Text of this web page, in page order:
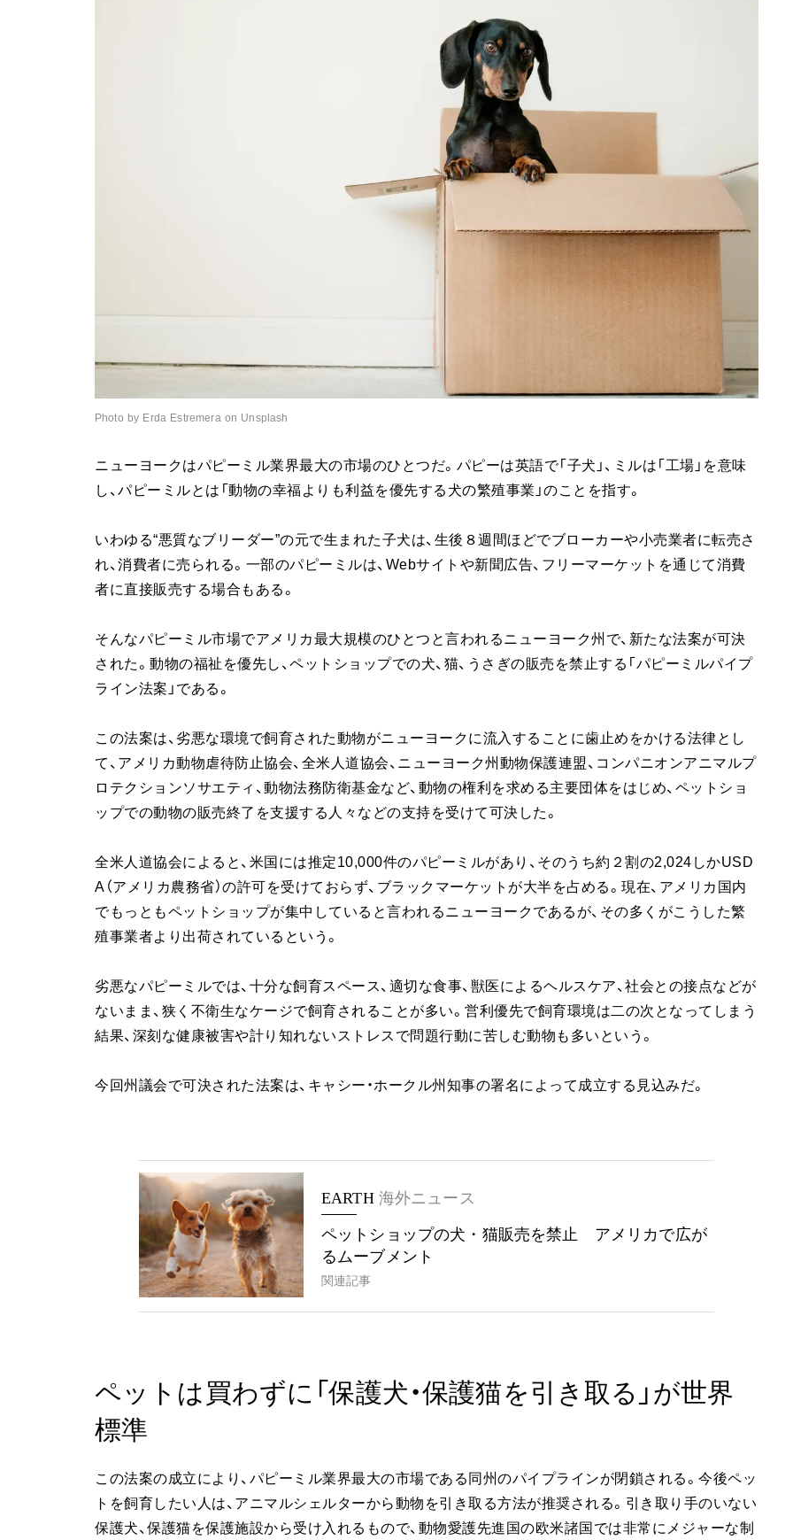
Photo by Erda Estremera on Unsplash
ニューヨークはパピーミル業界最大の市場のひとつだ。パピーは英語で「子犬」、ミルは「工場」を意味
し、パピーミルとは「動物の幸福よりも利益を優先する犬の繁殖事業」のことを指す。
いわゆる“悪質なブリーダー”の元で生まれた子犬は、生後８週間ほどでブローカーや小売業者に転売さ
れ、消費者に売られる。一部のパピーミルは、Webサイトや新聞広告、フリーマーケットを通じて消費
者に直接販売する場合もある。
そんなパピーミル市場でアメリカ最大規模のひとつと言われるニューヨーク州で、新たな法案が可決
された。動物の福祉を優先し、ペットショップでの犬、猫、うさぎの販売を禁止する「パピーミルパイプ
ライン法案」である。
この法案は、劣悪な環境で飼育された動物がニューヨークに流入することに歯止めをかける法律とし
て、アメリカ動物虐待防止協会、全米人道協会、ニューヨーク州動物保護連盟、コンパニオンアニマルプ
ロテクションソサエティ、動物法務防衛基金など、動物の権利を求める主要団体をはじめ、ペットショ
ップでの動物の販売終了を支援する人々などの支持を受けて可決した。
全米人道協会によると、米国には推定10,000件のパピーミルがあり、そのうち約２割の2,024しかUSD
A（アメリカ農務省）の許可を受けておらず、ブラックマーケットが大半を占める。現在、アメリカ国内
でもっともペットショップが集中していると言われるニューヨークであるが、その多くがこうした繁
殖事業者より出荷されているという。
劣悪なパピーミルでは、十分な飼育スペース、適切な食事、獣医によるヘルスケア、社会との接点などが
ないまま、狭く不衛生なケージで飼育されることが多い。営利優先で飼育環境は二の次となってしまう
結果、深刻な健康被害や計り知れないストレスで問題行動に苦しむ動物も多いという。
今回州議会で可決された法案は、キャシー・ホークル州知事の署名によって成立する見込みだ。
EARTH 海外ニュース
ペットショップの犬・猫販売を禁止 アメリカで広が
るムーブメント
関連記事
ペットは買わずに「保護犬・保護猫を引き取る」が世界
標準
この法案の成立により、パピーミル業界最大の市場である同州のパイプラインが閉鎖される。今後ペッ
トを飼育したい人は、アニマルシェルターから動物を引き取る方法が推奨される。引き取り手のいない
保護犬、保護猫を保護施設から受け入れるもので、動物愛護先進国の欧米諸国では非常にメジャーな制